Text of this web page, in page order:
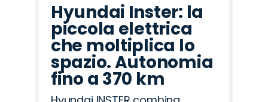
Hyundai Inster: la
piccola elettrica
che moltiplica lo
spazio. Autonomia
fino a 370 km